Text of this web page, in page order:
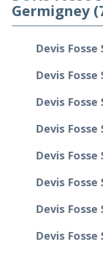
Germigney
Devis
Devis
Devis
Devis
Devis
Devis Fosse
Devis
Devis Fosse